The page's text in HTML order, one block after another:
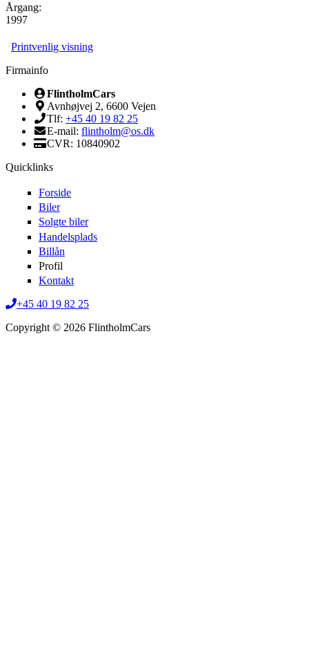
Årgang:
1997
Printvenlig visning
Firmainfo
FlintholmCars
Avnhøjvej 2, 6600 Vejen
Tlf: +45 40 19 82 25
E-mail: flintholm@os.dk
CVR: 10840902
Quicklinks
Forside
Biler
Solgte biler
Handelsplads
Billån
Profil
Kontakt
+45 40 19 82 25
Copyright © 2026 FlintholmCars